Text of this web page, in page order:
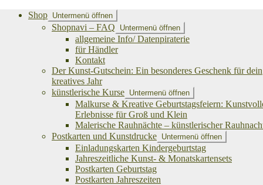
Shop Untermenü öffnen
Shopnavi – FAQ Untermenü öffnen
allgemeine Info/ Datenpiraterie
für Händler
Kontakt
Der Kunst-Gutschein: Ein besonderes Geschenk für dein
kreatives Jahr
künstlerische Kurse Untermenü öffnen
Malkurse & Kreative Geburtstagsfeiern:
Erlebnisse für Groß und Klein
Malerische Rauhnächte – künstlerischer
Postkarten und Kunstdrucke Untermenü öffnen
Einladungskarten Kindergeburtstag
Jahreszeitliche Kunst- & Monatskartensets
Postkarten Geburtstag
Postkarten Jahreszeiten